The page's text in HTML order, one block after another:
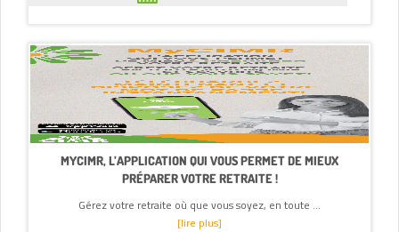
MYCIMR, L’APPLICATION QUI VOUS PERMET DE MIEUX
PRÉPARER VOTRE RETRAITE !
Gérez votre retraite où que vous soyez, en toute ...
[lire plus]